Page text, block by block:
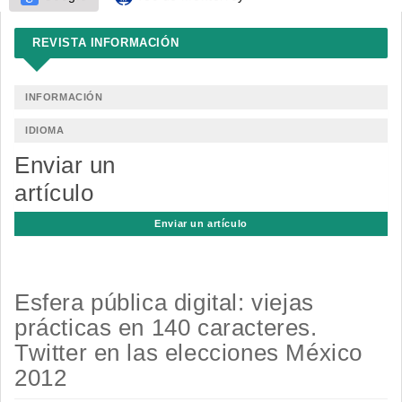
REVISTA INFORMACIÓN
INFORMACIÓN
IDIOMA
Enviar un
artículo
Enviar un artículo
Esfera pública digital: viejas
prácticas en 140 caracteres.
Twitter en las elecciones México
2012